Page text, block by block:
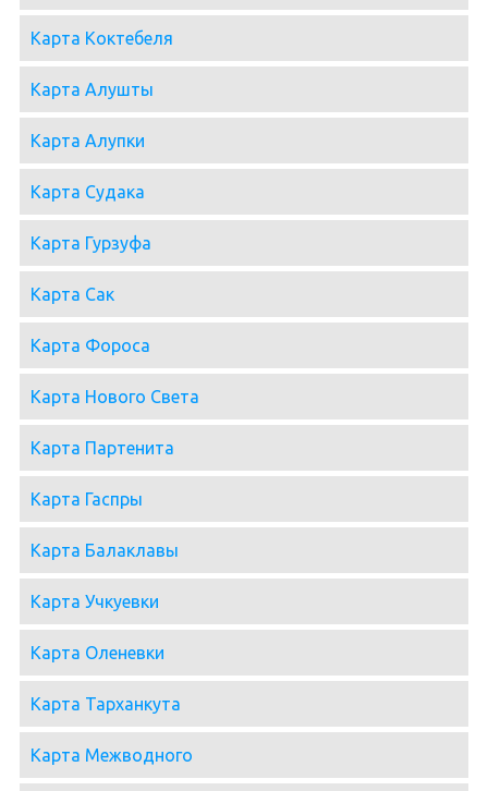
Карта Коктебеля
Карта Алушты
Карта Алупки
Карта Судака
Карта Гурзуфа
Карта Сак
Карта Фороса
Карта Нового Света
Карта Партенита
Карта Гаспры
Карта Балаклавы
Карта Учкуевки
Карта Оленевки
Карта Тарханкута
Карта Межводного